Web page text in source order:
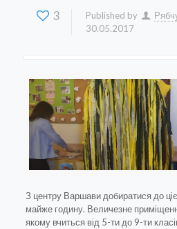
3 Published by
30.05.2017
З центру Варшави добиратися до
майже годину. Величезне
якому вчиться від 5-ти до 9-ти